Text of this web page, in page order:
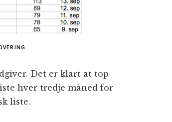
Det er klart at top
hver tredje måned for
liste.